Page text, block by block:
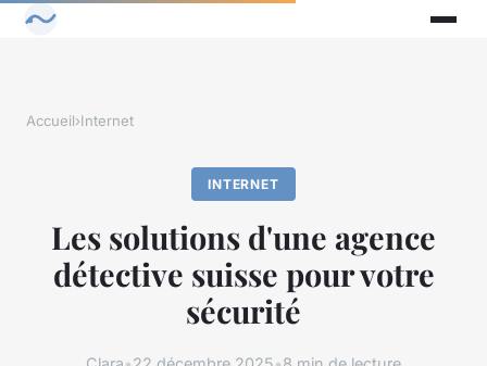
Accueil›Internet
INTERNET
Les solutions d'une agence
détective suisse pour votre
sécurité